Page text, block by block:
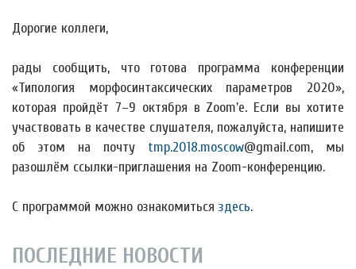
Дорогие коллеги,
рады сообщить, что готова программа конференции
«Типология морфосинтаксических параметров 2020»,
которая пройдёт 7–9 октября в Zoom'е. Если вы хотите
участвовать в качестве слушателя, пожалуйста, напишите
об этом на почту tmp.2018.moscow@gmail.com, мы
разошлём ссылки-приглашения на Zoom-конференцию.
С программой можно ознакомитьсяздесь.
ПОСЛЕДНИЕ НОВОСТИ